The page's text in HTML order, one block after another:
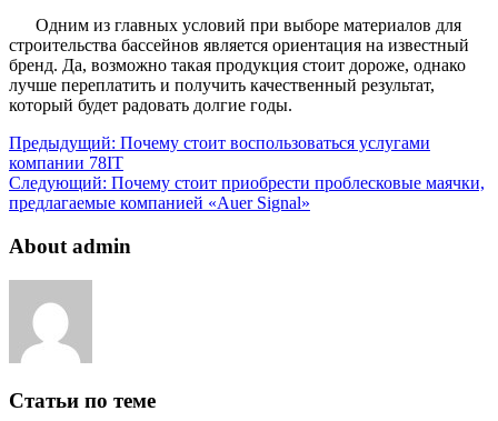
Одним из главных условий при выборе материалов для
строительства бассейнов является ориентация на известный
бренд. Да, возможно такая продукция стоит дороже, однако
лучше переплатить и получить качественный результат,
который будет радовать долгие годы.
Предыдущий: Почему стоит воспользоваться услугами
компании 78IT
Следующий: Почему стоит приобрести проблесковые маячки,
предлагаемые компанией «Auer Signal»
About admin
Статьи по теме